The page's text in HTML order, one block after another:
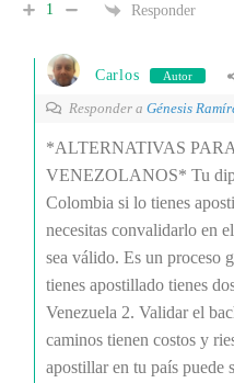
1 Responder
Carlos Autor
Responder a Génesis
*ALTERNATIVAS
VENEZOLANOS* Tu
Colombia si lo tienes
necesitas convalidarlo en
sea válido. Es un proceso
tienes apostillado tienes
Venezuela 2. Validar el
caminos tienen costos y
apostillar en tu país puede